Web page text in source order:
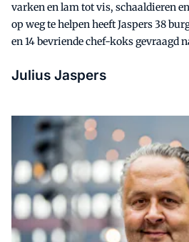
varken en lam tot vis, schaaldieren
op weg te helpen heeft Jaspers 38
en 14 bevriende chef-koks gevraagd
Julius Jaspers